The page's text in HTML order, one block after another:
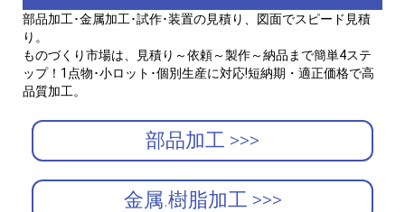
部品加工･金属加工･試作･装置の見積り、図面でスピード見積
り。
ものづくり市場は、見積り～依頼～製作～納品まで簡単4ステ
ップ！1点物･小ロット･個別生産に対応!短納期・適正価格で高
品質加工。
部品加工 >>>
金属.樹脂加工 >>>